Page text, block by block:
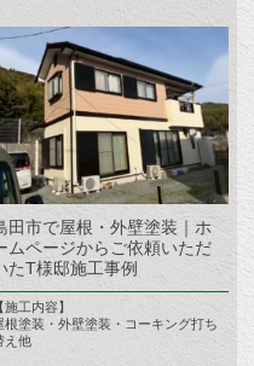
田市で屋根・外壁塗装｜ホ
ムページからご依頼いただ
たT様邸施工事例
【施工内容】
根塗装・外壁塗装・コーキング打ち
え他